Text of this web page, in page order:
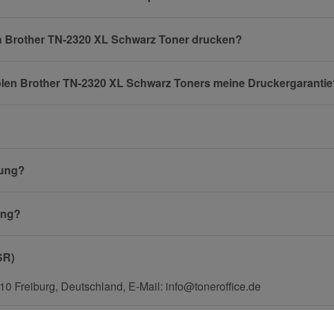
Mobiltelefon
TN-2320 XL Schwarz Toner drucken?
Brother TN-2320 XL Schwarz Toners meine
Freiburg, Deutschland, E-Mail: info@toneroffice.de